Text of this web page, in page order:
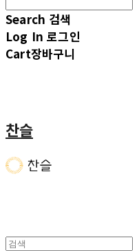
Search 검색
Log In 로그인
Cart장바구니
찬슬